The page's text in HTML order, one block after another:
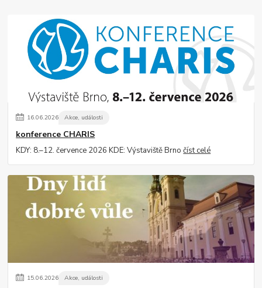
16.06.2026 Akce, události
konference CHARIS
KDY: 8.–12. července 2026 KDE: Výstaviště Brnočíst celé
15.06.2026 Akce, události